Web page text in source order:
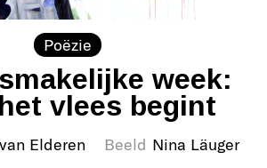
Poëzie
week:
vlees begint
Elderen Beeld Nina Läuger